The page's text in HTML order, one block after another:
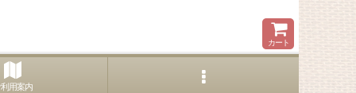
カート
用案内